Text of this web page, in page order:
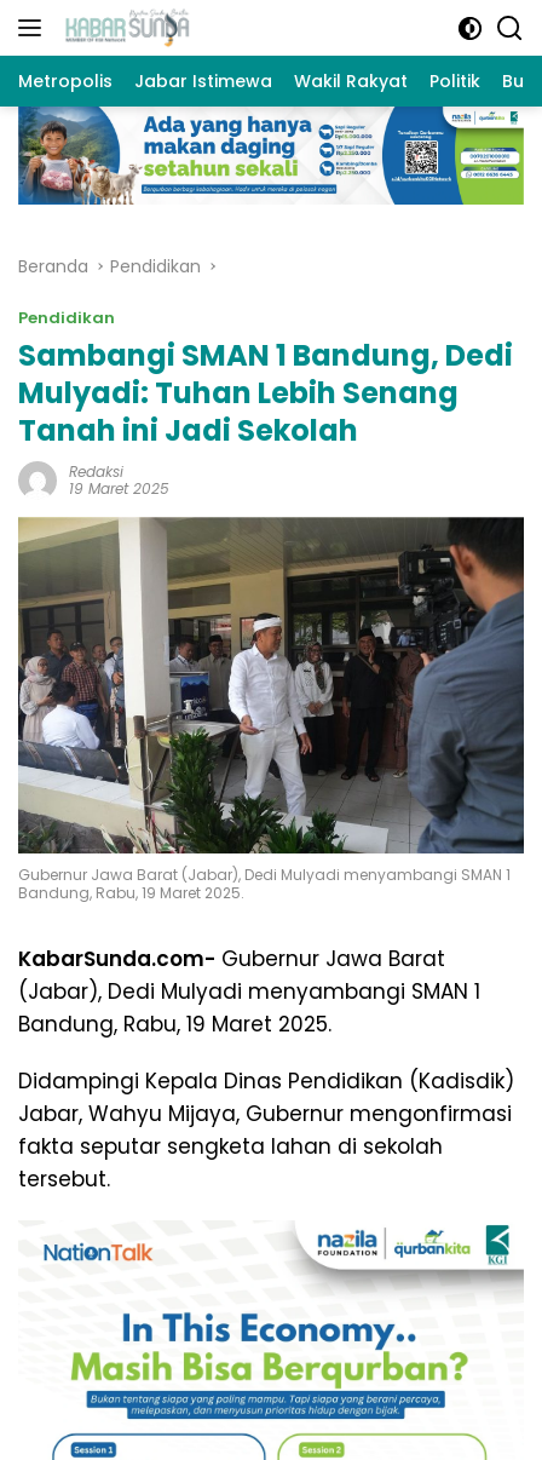
Langsung
Metropolis Jabar Istimewa Wakil Rakyat Politik
Beranda Pendidikan
Pendidikan
Sambangi SMAN 1 Bandung, Dedi
Mulyadi: Tuhan Lebih Senang
Tanah ini Jadi Sekolah
Redaksi
19 Maret 2025
Gubernur Jawa Barat (Jabar), Dedi Mulyadi menyambangi SMAN 1
Bandung, Rabu, 19 Maret 2025.
KabarSunda.com- Gubernur Jawa Barat
(Jabar), Dedi Mulyadi menyambangi SMAN 1
Bandung, Rabu, 19 Maret 2025.
Didampingi Kepala Dinas Pendidikan (Kadisdik)
Jabar, Wahyu Mijaya, Gubernur mengonfirmasi
fakta seputar sengketa lahan di sekolah
tersebut.